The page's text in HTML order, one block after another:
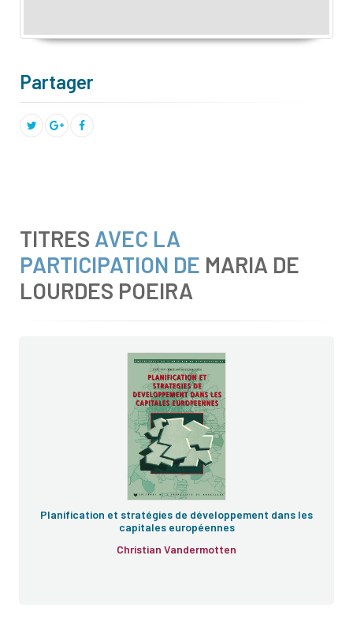
Partager
TITRES AVEC LA
PARTICIPATION DE MARIA DE
LOURDES POEIRA
Planification et stratégies de développement dans les
capitales européennes
Christian Vandermotten